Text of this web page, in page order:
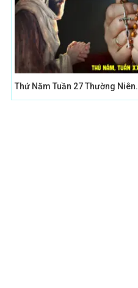
Thứ Năm Tuần 27 Thường Niên.